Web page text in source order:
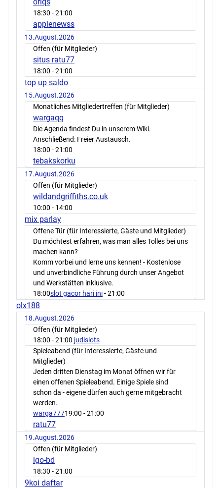
18:30 - 21:00
applenewss
13.August.2026
Offen (für Mitglieder)
situs ratu77
18:00 - 21:00
top up saldo
15.August.2026
Monatliches Mitgliedertreffen (für Mitglieder)
wargaqq
Die Agenda findest Du in unserem Wiki.
Anschließend: Freier Austausch.
18:00 - 21:00
tebakskorku
17.August.2026
Offen (für Mitglieder)
wildandgriffiths.co.uk
10:00 - 14:00
mix parlay
Offene Tür (für Interessierte, Gäste und Mitglieder)
Du möchtest erfahren, was man alles Tolles bei uns
machen kann?
Komm vorbei und lerne uns kennen! - Kostenlose
und unverbindliche Führung durch unser Angebot
und Werkstätten inklusive.
18:00slot gacor hari ini- 21:00
olx188
18.August.2026
Offen (für Mitglieder)
18:00 - 21:00 judislots
Spieleabend (für Interessierte, Gäste und
Mitglieder)
Jeden dritten Dienstag im Monat öffnen wir für
einen offenen Spieleabend. Einige Spiele sind
schon da - eigene dürfen auch gerne mitgebracht
werden.
warga77719:00 - 21:00
ratu77
19.August.2026
Offen (für Mitglieder)
igo-bd
18:30 - 21:00
9koi daftar